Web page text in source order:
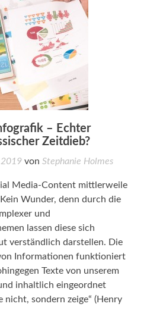
– Echter
Zeitdieb?
von Stephanie Holmes
Media-Content mittlerweile
Wunder, denn durch die
und
lassen diese sich
verständlich darstellen. Die
Informationen funktioniert
Texte von unserem
inhaltlich eingeordnet
nicht, sondern zeige“ (Henry